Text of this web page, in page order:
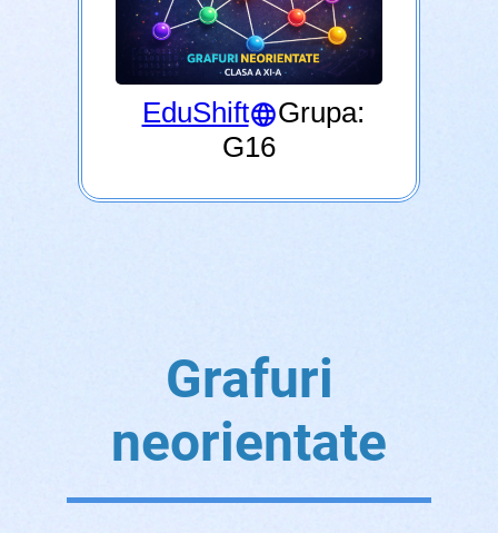
EduShift
Grupa:
G16
Grafuri
neorientate